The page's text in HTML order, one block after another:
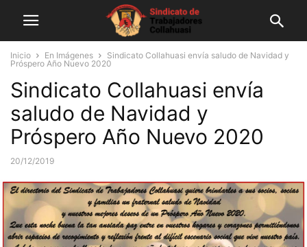
Inicio En Imágenes
Sindicato Collahuasi envía saludo de Navidad y
Próspero Año Nuevo 2020
Sindicato Collahuasi envía
saludo de Navidad y
Próspero Año Nuevo 2020
20/12/2019